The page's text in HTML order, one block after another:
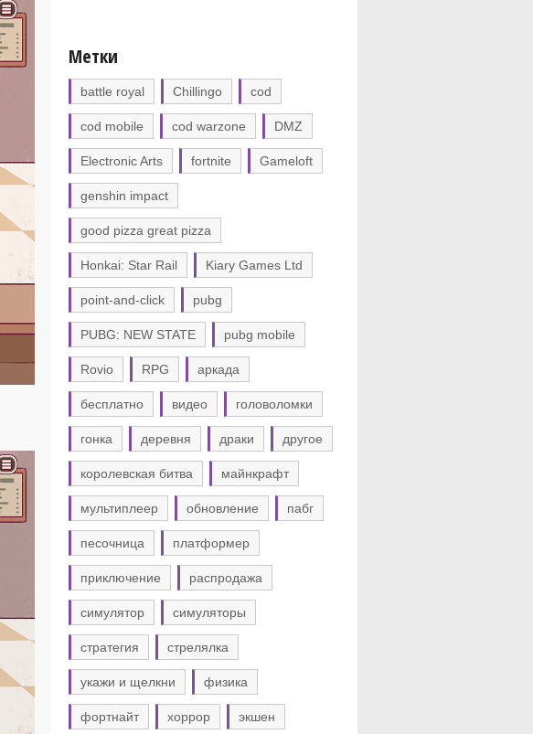
Метки
battle royal Chillingo cod
cod mobile cod warzone DMZ
Electronic Arts fortnite Gameloft
genshin impact
good pizza great pizza
Honkai: Star Rail Kiary Games Ltd
point-and-click pubg
PUBG: NEW STATE pubg mobile
Rovio RPG аркада
бесплатно видео головоломки
гонка деревня драки другое
королевская битва майнкрафт
мультиплеер обновление пабг
песочница платформер
приключение распродажа
симулятор симуляторы
стратегия стрелялка
укажи и щелкни физика
фортнайт хоррор экшен